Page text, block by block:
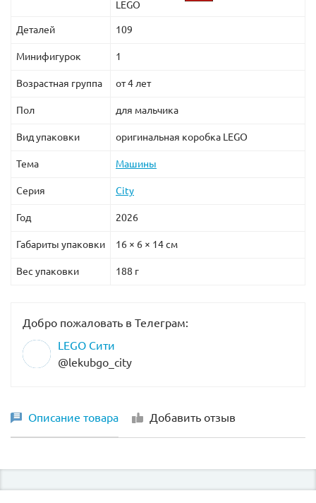
LEGO
Деталей 109
Минифигурок 1
Возрастная группа от 4 лет
Пол для мальчика
Вид упаковки оригинальная коробка LEGO
Тема Машины
Серия City
Год 2026
Габариты упаковки 16 × 6 × 14 см
Вес упаковки 188 г
Добро пожаловать в Телеграм:
LEGO Сити
@lekubgo_city
Описание товара Добавить отзыв